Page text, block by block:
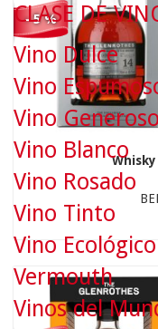
- 5 %
CLASE DE
Vino Dulce
Vino
Vino Generoso
Vino Blanco
Vino Rosado
Vino Tinto
Vino Ecológico
Vermouth
Vinos del